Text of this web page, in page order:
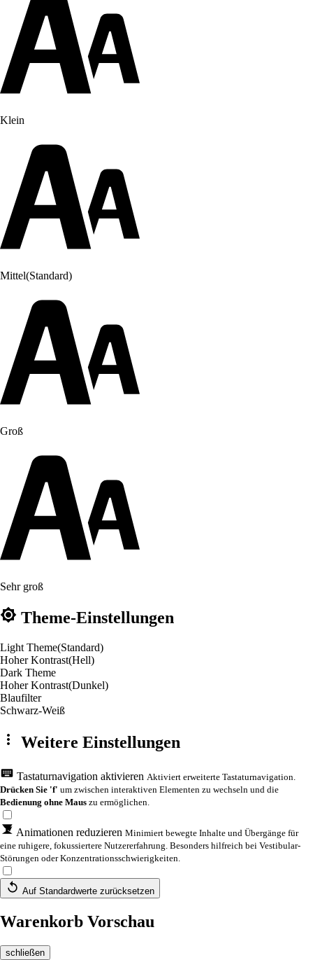
Klein
Mittel(Standard)
Groß
Sehr groß
Theme-Einstellungen
Light Theme(Standard)
Hoher Kontrast(Hell)
Dark Theme
Hoher Kontrast(Dunkel)
Blaufilter
Schwarz-Weiß
Weitere Einstellungen
Tastaturnavigation aktivieren Aktiviert erweiterte Tastaturnavigation.
Drücken Sie 'f' um zwischen interaktiven Elementen zu wechseln und die
Bedienung ohne Maus zu ermöglichen.
Animationen reduzieren Minimiert bewegte Inhalte und Übergänge für
eine ruhigere, fokussiertere Nutzererfahrung. Besonders hilfreich bei Vestibular-
Störungen oder Konzentrationsschwierigkeiten.
Auf Standardwerte zurücksetzen
Warenkorb Vorschau
schließen